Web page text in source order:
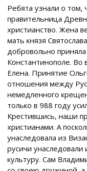
Ребята узнали о том,
правительница
христианство. Жена
мать князя
добровольно приняла
Константинополе. Во
Елена. Принятие
отношения между
немедленного
только в 988 году
Крестившись, наши
христианами. А
унаследовала из
русичи
культуру. Сам